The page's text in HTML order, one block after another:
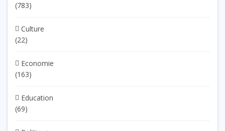
(783)
Culture
(22)
Economie
(163)
Education
(69)